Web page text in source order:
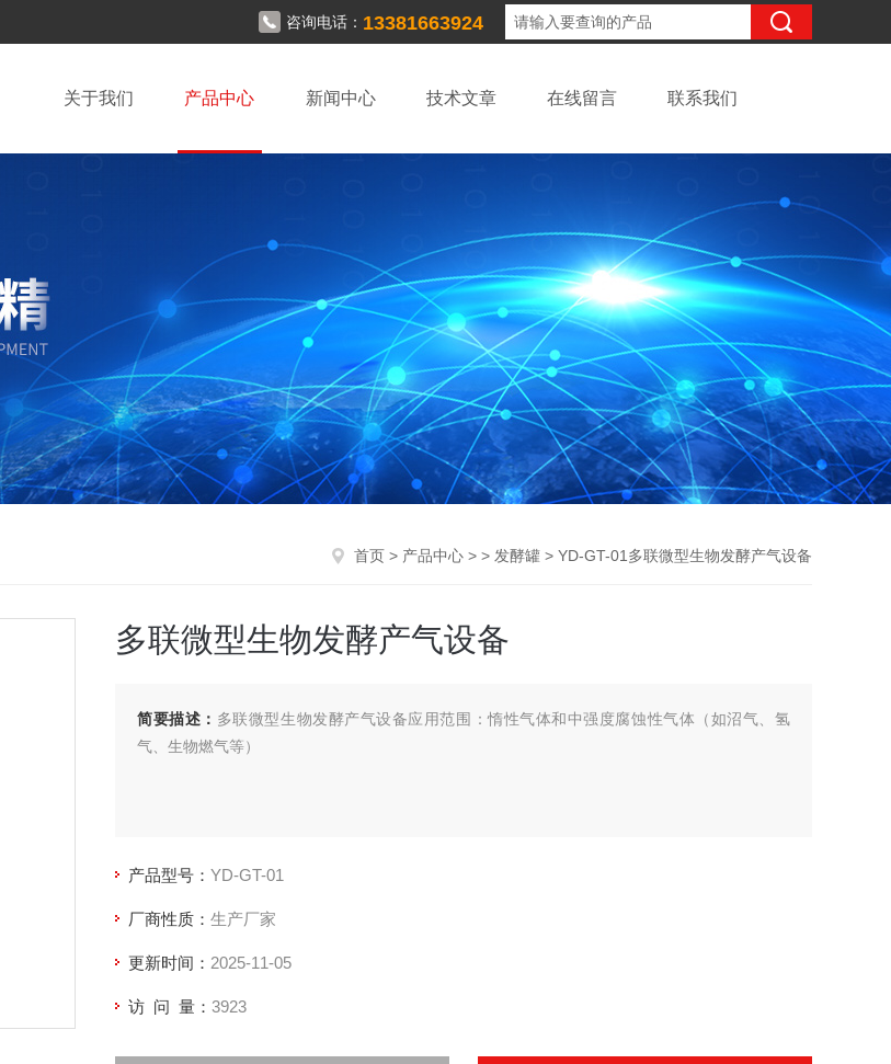
咨询电话： 13381663924
关于我们 产品中心 新闻中心 技术文章 在线留言 联系我们
首页 > 产品中心 > > 发酵罐 > YD-GT-01多联微型生物发酵产气设备
多联微型生物发酵产气设备
简要描述： 多联微型生物发酵产气设备应用范围：惰性气体和中强度腐蚀性气体（如沼气、氢
气、生物燃气等）
产品型号： YD-GT-01
厂商性质： 生产厂家
更新时间： 2025-11-05
访 问 量： 3923